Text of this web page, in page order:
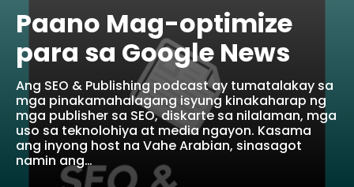
Paano Mag-optimize
para sa Google News
Ang SEO & Publishing podcast ay tumatalakay sa
mga pinakamahalagang isyung kinakaharap ng
mga publisher sa SEO, diskarte sa nilalaman, mga
uso sa teknolohiya at media ngayon. Kasama
ang inyong host na Vahe Arabian, sinasagot
namin ang…